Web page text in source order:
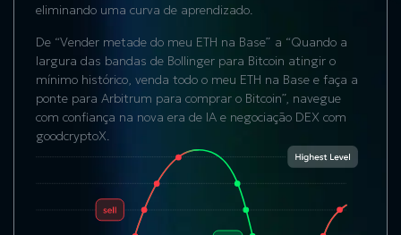
eliminando uma curva de aprendizado.
De “Vender metade do meu ETH na Base” a “Quando a
largura das bandas de Bollinger para Bitcoin atingir o
mínimo histórico, venda todo o meu ETH na Base e faça a
ponte para Arbitrum para comprar o Bitcoin”, navegue
com confiança na nova era de IA e negociação DEX com
goodcryptoX.